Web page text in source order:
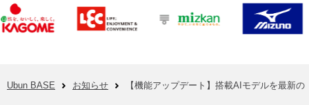
Ubun BASE お知らせ 【機能アップデート】搭載AIモデルを最新